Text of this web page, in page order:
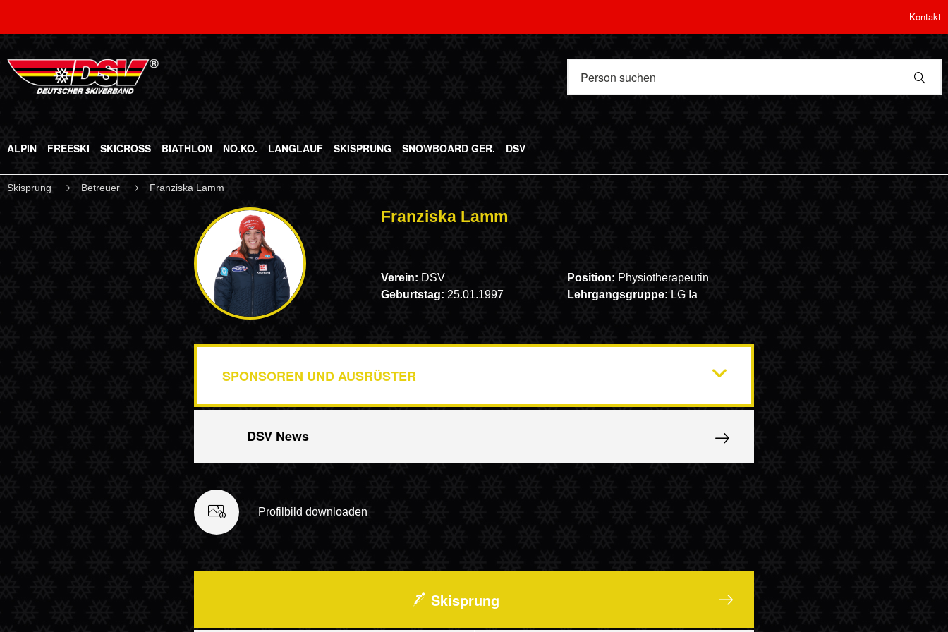
Kontakt
ALPIN FREESKI SKICROSS BIATHLON NO.KO. LANGLAUF SKISPRUNG SNOWBOARD GER. DSV
Skisprung Betreuer Franziska Lamm
Franziska Lamm
Verein: DSV
Geburtstag: 25.01.1997
Position: Physiotherapeutin
Lehrgangsgruppe: LG Ia
SPONSOREN UND AUSRÜSTER
DSV News
Profilbild downloaden
Skisprung